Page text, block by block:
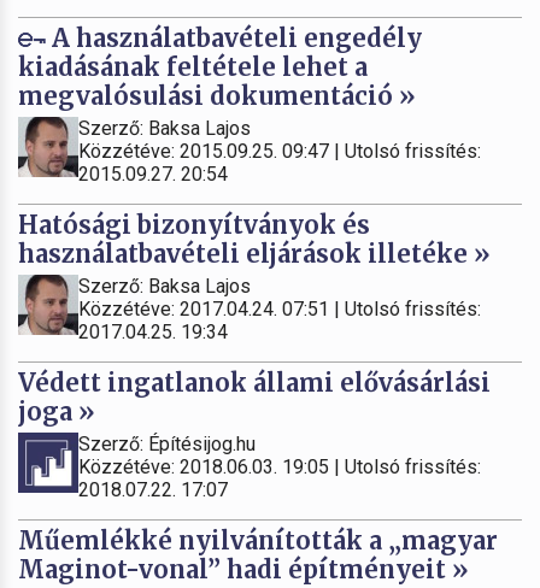
A használatbavételi engedély
kiadásának feltétele lehet a
megvalósulási dokumentáció »
Szerző: Baksa Lajos
Közzétéve: 2015.09.25. 09:47 | Utolsó frissítés:
2015.09.27. 20:54
Hatósági bizonyítványok és
használatbavételi eljárások illetéke »
Szerző: Baksa Lajos
Közzétéve: 2017.04.24. 07:51 | Utolsó frissítés:
2017.04.25. 19:34
Védett ingatlanok állami elővásárlási
joga »
Szerző: Építésijog.hu
Közzétéve: 2018.06.03. 19:05 | Utolsó frissítés:
2018.07.22. 17:07
Műemlékké nyilvánították a „magyar
Maginot-vonal” hadi építményeit »